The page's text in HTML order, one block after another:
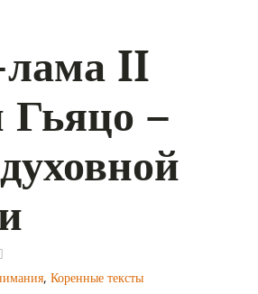
II
Гьяцо –
, Коренные тексты